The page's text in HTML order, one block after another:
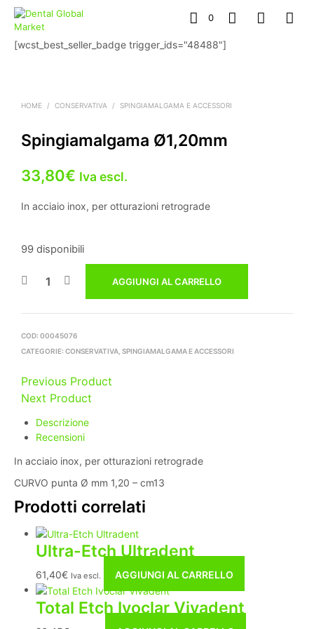
0
[wcst_best_seller_badge trigger_ids="48488"]
HOME / CONSERVATIVA / SPINGIAMALGAMA E ACCESSORI
Spingiamalgama Ø1,20mm
33,80€ Iva escl.
In acciaio inox, per otturazioni retrograde
99 disponibili
AGGIUNGI AL CARRELLO
COD: 00045076
CATEGORIE: CONSERVATIVA SPINGIAMALGAMA E ACCESSORI
Previous Product
Next Product
Descrizione
Recensioni
In acciaio inox, per otturazioni retrograde
CURVO punta Ø mm 1,20 – cm13
Prodotti correlati
Ultra-Etch Ultradent
61,40€ Iva escl. AGGIUNGI AL CARRELLO
Total Etch Ivoclar Vivadent